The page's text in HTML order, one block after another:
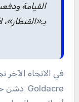
القيامة